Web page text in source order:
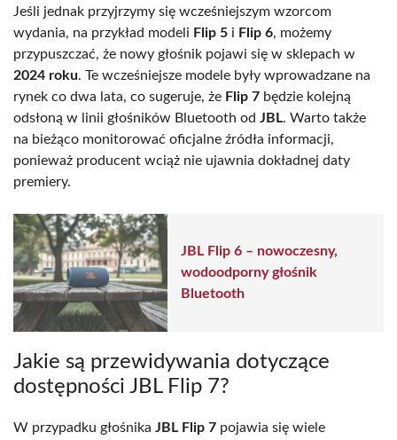
Jeśli jednak przyjrzymy się wcześniejszym wzorcom
wydania, na przykład modeli Flip 5 i Flip 6, możemy
przypuszczać, że nowy głośnik pojawi się w sklepach w
2024 roku. Te wcześniejsze modele były wprowadzane na
rynek co dwa lata, co sugeruje, że Flip 7 będzie kolejną
odsłoną w linii głośników Bluetooth od JBL. Warto także
na bieżąco monitorować oficjalne źródła informacji,
ponieważ producent wciąż nie ujawnia dokładnej daty
premiery.
JBL Flip 6 – nowoczesny,
wodoodporny głośnik
Bluetooth
Jakie są przewidywania dotyczące
dostępności JBL Flip 7?
W przypadku głośnika JBL Flip 7 pojawia się wiele